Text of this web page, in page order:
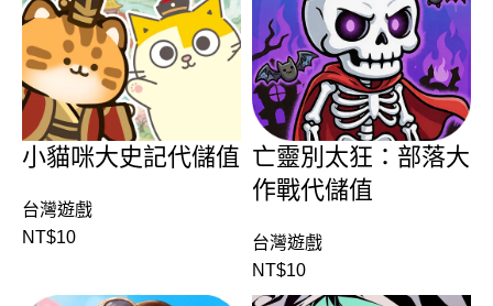
小貓咪大史記代儲值
台灣遊戲
NT$10
亡靈別太狂：部落大
作戰代儲值
台灣遊戲
NT$10